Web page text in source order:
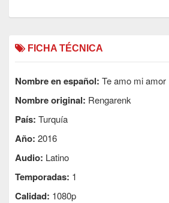
FICHA TÉCNICA
Nombre en español: Te amo mi amor
Nombre original: Rengarenk
País: Turquía
Año: 2016
Audio: Latino
Temporadas: 1
Calidad: 1080p